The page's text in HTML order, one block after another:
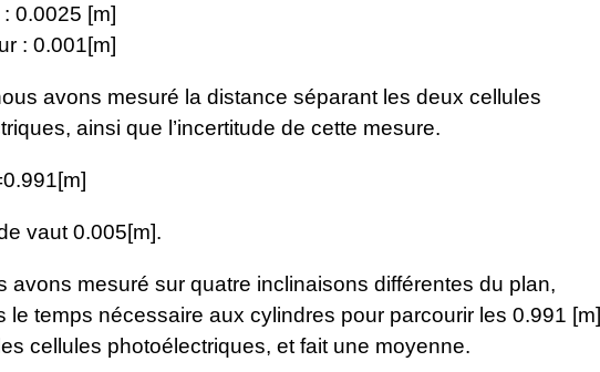
0.0025 [m]
: 0.001[m]
avons mesuré la distance séparant les deux cellules
ainsi que l’incertitude de cette mesure.
vaut 0.005[m].
avons mesuré sur quatre inclinaisons différentes du plan,
le temps nécessaire aux cylindres pour parcourir les 0.991 [m]
cellules photoélectriques, et fait une moyenne.